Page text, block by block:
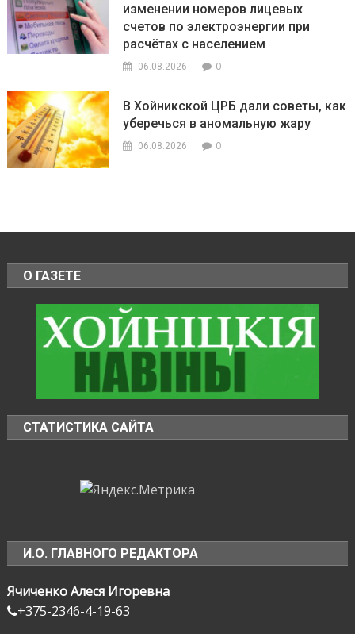
изменении номеров лицевых
счетов по электроэнергии при
расчётах с населением
06.08.2026 0
В Хойникской ЦРБ дали советы, как
уберечься в аномальную жару
06.08.2026 0
О ГАЗЕТЕ
СТАТИСТИКА САЙТА
И.О. ГЛАВНОГО РЕДАКТОРА
Ячиченко Алеся Игоревна
+375-2346-4-19-63